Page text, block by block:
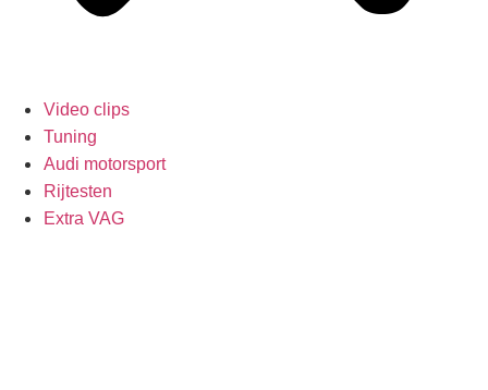
Video clips
Tuning
Audi motorsport
Rijtesten
Extra VAG